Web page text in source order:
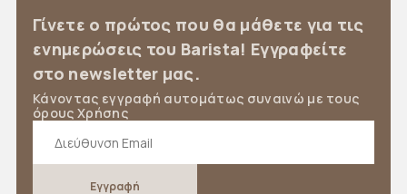
Γίνετε ο πρώτος που θα μάθετε για τις
ενημερώσεις του Barista! Εγγραφείτε
στο newsletter μας.
Κάνοντας εγγραφή αυτομάτως συναινώ με τους
όρους Χρήσης